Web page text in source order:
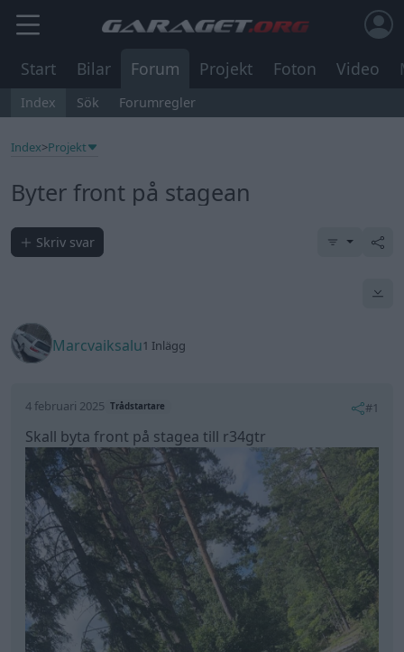
Start Bilar Forum Projekt Foton Video
Index Sök Forumregler
Index>Projekt
Byter front på stagean
Skriv svar
Marcvaiksalu1 Inlägg
4 februari 2025 Trådstartare #1
Skall byta front på stagea till r34gtr